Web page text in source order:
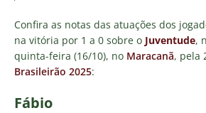
Confira as notas das atuações dos
na vitória por 1 a 0 sobre o Juventude,
quinta-feira (16/10), no Maracanã, pela
Brasileirão 2025:
Fábio